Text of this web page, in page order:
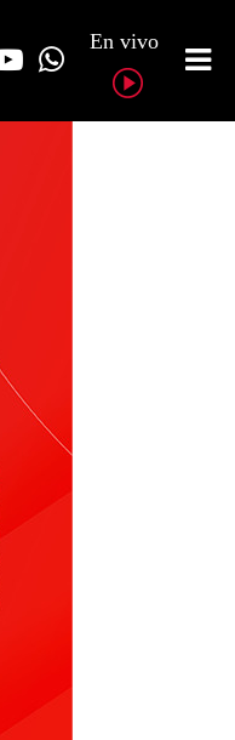
En vivo